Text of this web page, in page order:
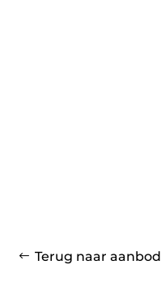
Terug naar aanbod